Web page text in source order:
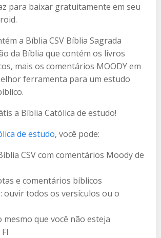
para baixar gratuitamente em seu
a Bíblia CSV Bíblia Sagrada
da Bíblia que contém os livros
mais os comentários MOODY em
ferramenta para um estudo
a Bíblia Católica de estudo!
de estudo, você pode:
CSV com comentários Moody de
e comentários bíblicos
ouvir todos os versículos ou o
mesmo que você não esteja